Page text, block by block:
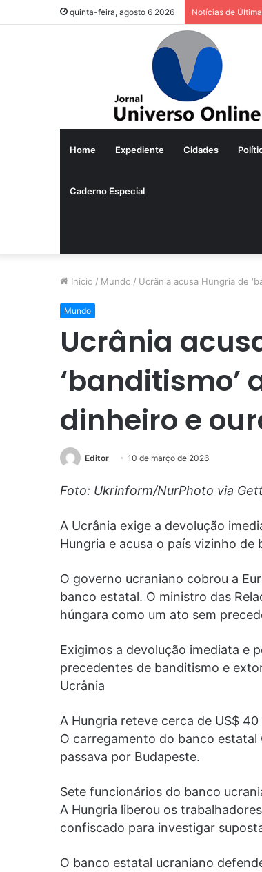
quinta-feira, agosto 6 2026 Notícias de
Home Expediente Cidades
Caderno Especial
Início / Mundo / Ucrânia acusa Hungria de
Mundo
Ucrânia
‘banditismo’
dinheiro e
Editor 10 de março de 2026
Foto: Ukrinform/NurPhoto via
A Ucrânia exige a devolução
Hungria e acusa o país vizinho de
O governo ucraniano cobrou a
banco estatal. O ministro das
húngara como um ato sem
Exigimos a devolução imediata e
precedentes de banditismo e
Ucrânia
A Hungria reteve cerca de US$
O carregamento do banco
passava por Budapeste.
Sete funcionários do banco
A Hungria liberou os
confiscado para investigar
O banco estatal ucraniano